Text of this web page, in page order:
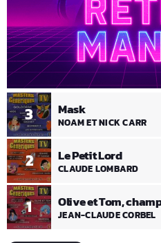
1 Olive et Tom,
JEAN-CLAUDE CORBEL
2 Le Petit Lord
CLAUDE LOMBARD
3 Mask
NOAM ET NICK CARR